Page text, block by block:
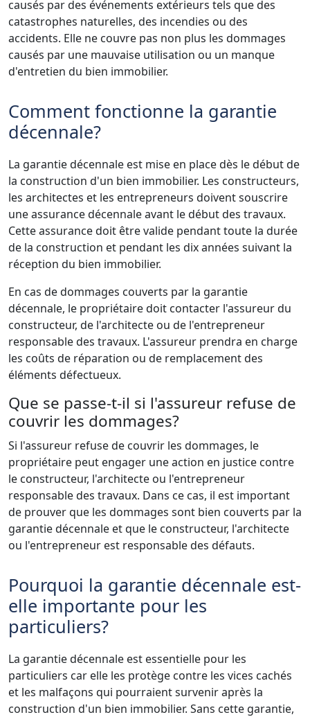
causés par des événements extérieurs tels que des
catastrophes naturelles, des incendies ou des
accidents. Elle ne couvre pas non plus les dommages
causés par une mauvaise utilisation ou un manque
d'entretien du bien immobilier.
Comment fonctionne la garantie
décennale?
La garantie décennale est mise en place dès le début de
la construction d'un bien immobilier. Les constructeurs,
les architectes et les entrepreneurs doivent souscrire
une assurance décennale avant le début des travaux.
Cette assurance doit être valide pendant toute la durée
de la construction et pendant les dix années suivant la
réception du bien immobilier.
En cas de dommages couverts par la garantie
décennale, le propriétaire doit contacter l'assureur du
constructeur, de l'architecte ou de l'entrepreneur
responsable des travaux. L'assureur prendra en charge
les coûts de réparation ou de remplacement des
éléments défectueux.
Que se passe-t-il si l'assureur refuse de
couvrir les dommages?
Si l'assureur refuse de couvrir les dommages, le
propriétaire peut engager une action en justice contre
le constructeur, l'architecte ou l'entrepreneur
responsable des travaux. Dans ce cas, il est important
de prouver que les dommages sont bien couverts par la
garantie décennale et que le constructeur, l'architecte
ou l'entrepreneur est responsable des défauts.
Pourquoi la garantie décennale est-
elle importante pour les
particuliers?
La garantie décennale est essentielle pour les
particuliers car elle les protège contre les vices cachés
et les malfaçons qui pourraient survenir après la
construction d'un bien immobilier. Sans cette garantie,